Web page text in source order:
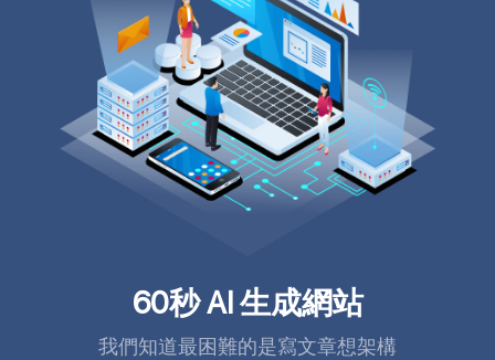
60秒 AI 生成網站
我們知道最困難的是寫文章想架構